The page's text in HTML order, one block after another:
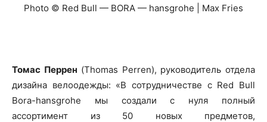
Photo © Red Bull — BORA — hansgrohe | Max Fries
Томас Перрен (Thomas Perren), руководитель отдела
дизайна велоодежды: «В сотрудничестве с Red Bull
Bora-hansgrohe мы создали с нуля полный
ассортимент из 50 новых предметов,